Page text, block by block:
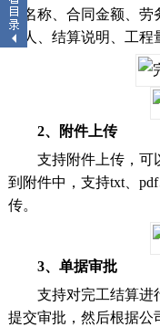
同名称、合同金额、
办人、结算说明、工程
2、附件上传
支持附件上传，可以
到附件中，支持txt、
传。
3、单据审批
支持对完工结算进
提交审批，然后根据公